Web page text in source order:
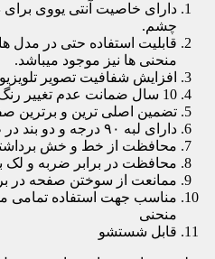
دارای خاصیت آنتی یووی
چشم.
قابلیت استفاده حتی در
منحنی ها نیز موجود میباشد.
افزایش شفافیت تصویر
10 سال ضمانت عدم تغییر رنگ و کیفیت
تضمین اصلی ترین و برترین
دارای لبه ۹۰ درجه و دو بند در طرفین و خم یک تکه و سراسری
محافظت از خط و خش برداشتن
محافظت در برابر ضربه و لک
ممانعت از سوختن صفحه در
منحنی
قابل شستشو